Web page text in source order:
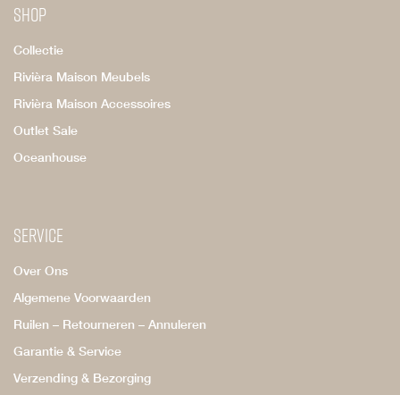
Shop
Collectie
Rivièra Maison Meubels
Rivièra Maison Accessoires
Outlet Sale
Oceanhouse
Service
Over Ons
Algemene Voorwaarden
Ruilen – Retourneren – Annuleren
Garantie & Service
Verzending & Bezorging